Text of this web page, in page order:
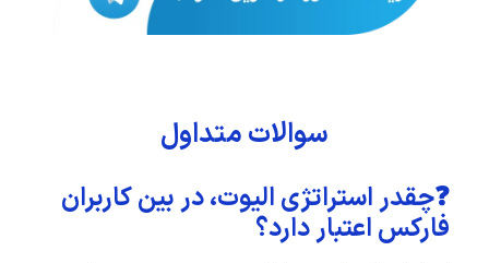
سوالات متداول
❓چقدر استراتژی الیوت، در بین کاربران
فارکس اعتبار دارد؟